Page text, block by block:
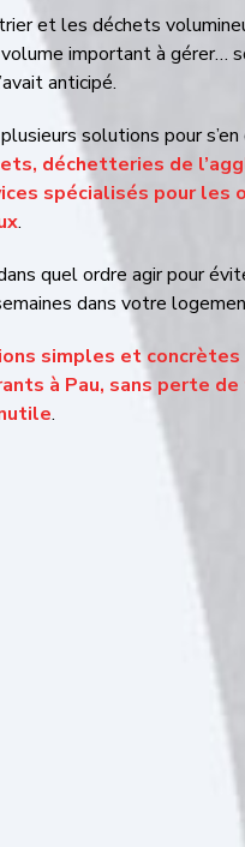
anticipé.
solutions pour s’en
déchetteries de
pour les objets
quel ordre agir pour
dans votre logement.
simples et concrètes
sans perte de temps et